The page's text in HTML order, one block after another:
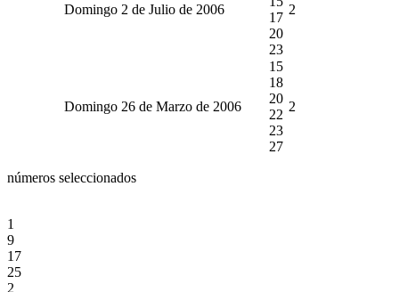
Domingo 2 de Julio de 2006
17
20
23
2
Domingo 26 de Marzo de 2006
15
18
20
22
23
27
2
números seleccionados
1
9
17
25
2